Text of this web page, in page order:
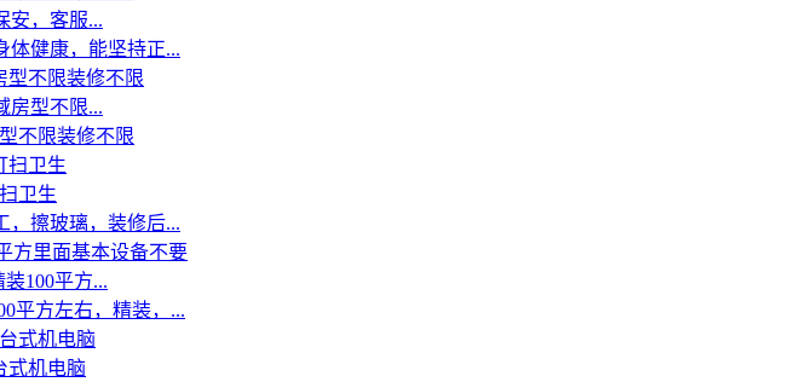
安，客服...
体健康，能坚持正...
房型不限...
不限装修不限
卫生
，擦玻璃，装修后...
100平方...
平方左右，精装，...
式机电脑